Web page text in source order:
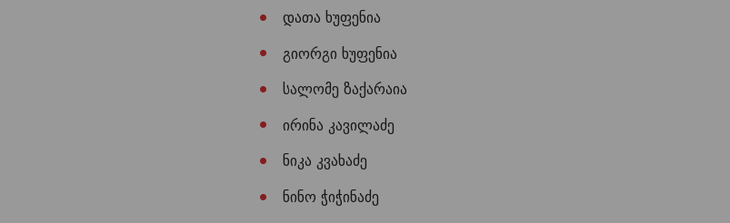
დათა ხუფენია
გიორგი ხუფენია
სალომე ზაქარაია
ირინა კავილაძე
ნიკა კვახაძე
ნინო ჭიჭინაძე